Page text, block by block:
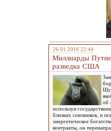
26.01.2016 22:44
Миллиарды
разведка США
об
используя
близких союзников, и
энергетическое
контракты, он